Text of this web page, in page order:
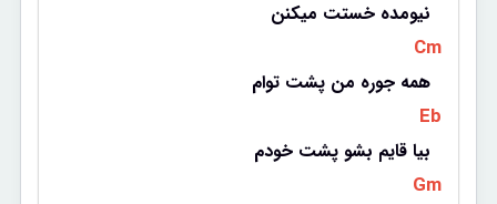
نیومده خستت میکنن
Cm
همه جوره من پشت توام
Eb
بیا قایم بشو پشت خودم
Gm